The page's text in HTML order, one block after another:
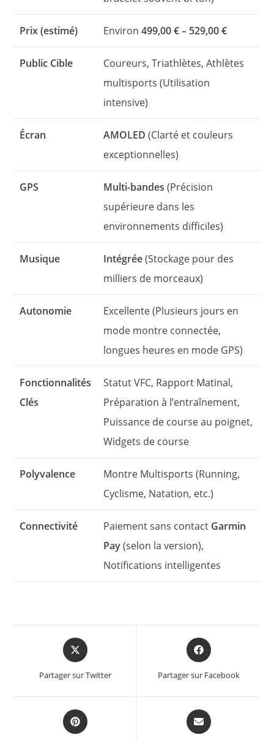
Prix (estimé) Environ499,00 € – 529,00 €
Public Cible
Coureurs, Triathlètes, Athlètes
multisports (Utilisation
intensive)
Écran AMOLED (Clarté et couleurs
exceptionnelles)
GPS Multi-bandes (Précision
supérieure dans les
environnements difficiles)
Musique Intégrée(Stockage pour des
milliers de morceaux)
Autonomie
Excellente (Plusieurs jours en
mode montre connectée,
longues heures en mode GPS)
Fonctionnalités
Clés
Statut VFC, Rapport Matinal,
Préparation à l’entraînement,
Puissance de course au poignet,
Widgets de course
Polyvalence
Montre Multisports (Running,
Cyclisme, Natation, etc.)
Connectivité Paiement sans contact Garmin
Pay(selon la version),
Notifications intelligentes
Opens
in
new
Partager sur Twitter
Opens
in
new
Partager sur Facebook
Opens
in
Opens
in